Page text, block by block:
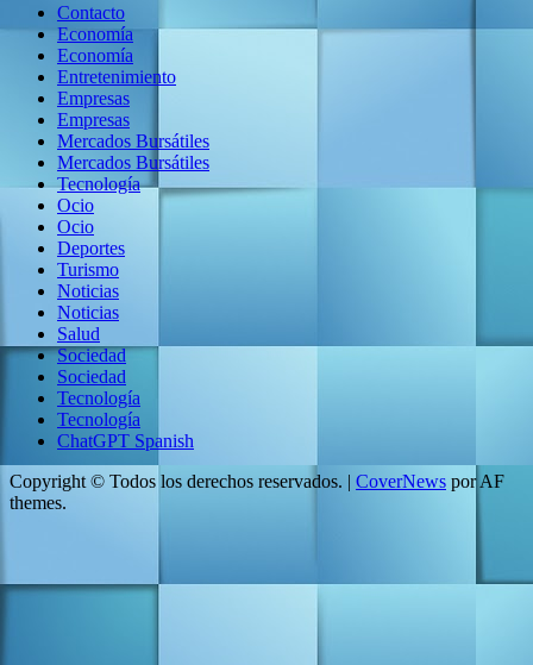
Contacto
Economía
Economía
Entretenimiento
Empresas
Empresas
Mercados Bursátiles
Mercados Bursátiles
Tecnología
Ocio
Ocio
Deportes
Turismo
Noticias
Noticias
Salud
Sociedad
Sociedad
Tecnología
Tecnología
ChatGPT Spanish
Copyright © Todos los derechos reservados. | CoverNews por AF
themes.